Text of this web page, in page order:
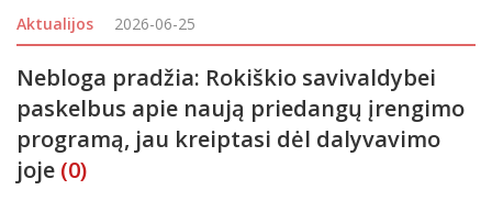
birželiu baigiasi antrasis ketvirtis, kai gyventojai gali pasitraukti iš
kaupimo. „Sodra“ pri
Aktualijos 2026-06-25
Nebloga pradžia: Rokiškio savivaldybei
paskelbus apie naują priedangų įrengimo
programą, jau kreiptasi dėl dalyvavimo
joje (0)